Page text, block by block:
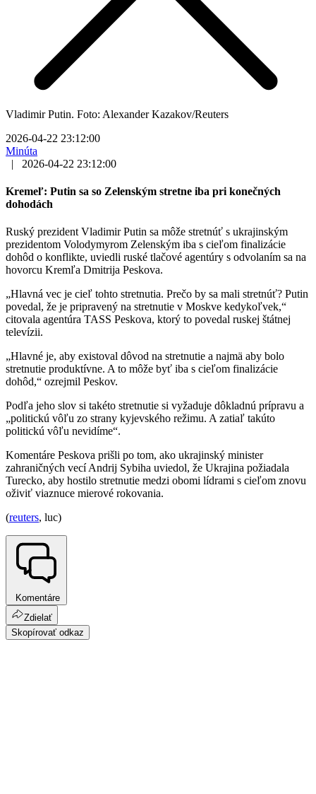
Vladimir Putin. Foto: Alexander Kazakov/Reuters
2026-04-22 23:12:00
Minúta
|
2026-04-22 23:12:00
Kremeľ: Putin sa so Zelenským stretne iba pri konečných
dohodách
Ruský prezident Vladimir Putin sa môže stretnúť s ukrajinským
prezidentom Volodymyrom Zelenským iba s cieľom finalizácie
dohôd o konflikte, uviedli ruské tlačové agentúry s odvolaním sa na
hovorcu Kremľa Dmitrija Peskova.
„Hlavná vec je cieľ tohto stretnutia. Prečo by sa mali stretnúť? Putin
povedal, že je pripravený na stretnutie v Moskve kedykoľvek,“
citovala agentúra TASS Peskova, ktorý to povedal ruskej štátnej
televízii.
„Hlavné je, aby existoval dôvod na stretnutie a najmä aby bolo
stretnutie produktívne. A to môže byť iba s cieľom finalizácie
dohôd,“ ozrejmil Peskov.
Podľa jeho slov si takéto stretnutie si vyžaduje dôkladnú prípravu a
„politickú vôľu zo strany kyjevského režimu. A zatiaľ takúto
politickú vôľu nevidíme“.
Komentáre Peskova prišli po tom, ako ukrajinský minister
zahraničných vecí Andrij Sybiha uviedol, že Ukrajina požiadala
Turecko, aby hostilo stretnutie medzi obomi lídrami s cieľom znovu
oživiť viaznuce mierové rokovania.
(reuters, luc)
Komentáre
Zdielať
Skopírovať odkaz